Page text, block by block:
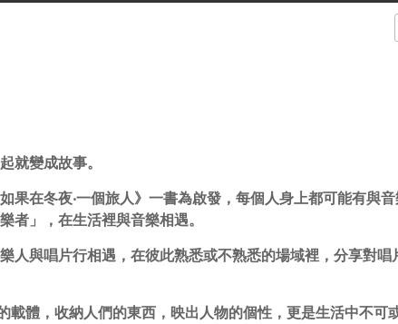
就變成故事。
果在冬夜‧一個旅人》一書為啟發，每個人身上都可能有與
者」，在生活裡與音樂相遇。
人與唱片行相遇，在彼此熟悉或不熟悉的場域裡，分享對
載體，收納人們的東西，映出人物的個性，更是生活中不可